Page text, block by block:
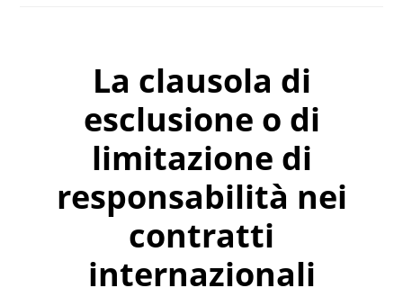
La clausola di
esclusione o di
limitazione di
responsabilità nei
contratti
internazionali